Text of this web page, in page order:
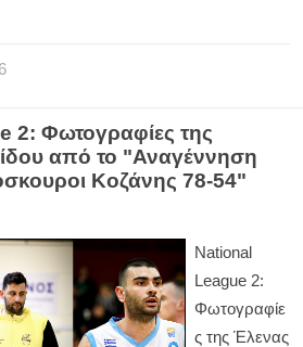
2: Φωτογραφίες της
από το "Αναγέννηση
Κοζάνης 78-54"
National
League 2:
Φωτογραφίε
ς της Έλενας